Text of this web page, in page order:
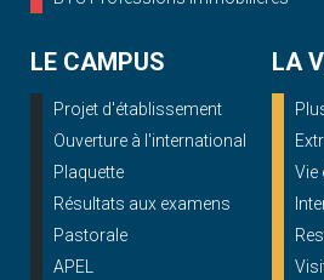
LE CAMPUS
Projet d'établissement
Ouverture à l'international
Plaquette
Résultats aux examens
Pastorale
APEL
LA
Vie